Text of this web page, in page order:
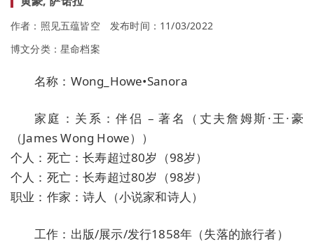
作者：照见五蕴皆空
发布时间：11/03/2022
博文分类： 星命档案
名称：Wong_Howe•Sanora
家庭：关系：伴侣 – 著名（丈夫詹姆斯·王·豪
（James Wong Howe））
个人：死亡：长寿超过80岁（98岁）
个人：死亡：长寿超过80岁（98岁）
职业：作家：诗人（小说家和诗人）
工作：出版/展示/发行1858年（失落的旅行者）